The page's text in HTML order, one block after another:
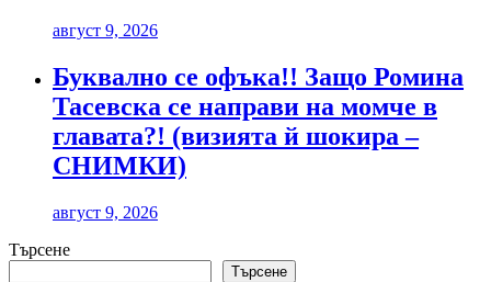
август 9, 2026
Буквално се офъка!! Защо Ромина
Тасевска се направи на момче в
главата?! (визията й шокира –
СНИМКИ)
август 9, 2026
Търсене
Търсене